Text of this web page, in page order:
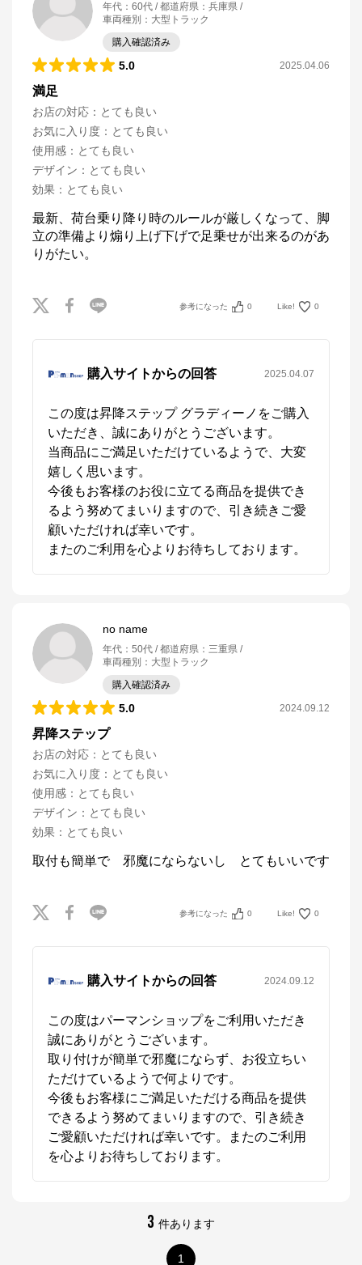
年代 ： 60代 都道府県 ： 兵庫県
車両種別 ： 大型トラック
購入確認済み
5.0 2025.04.06
満足
お店の対応 ： とても良い
お気に入り度 ： とても良い
使用感 ： とても良い
デザイン ： とても良い
効果 ： とても良い
最新、荷台乗り降り時のルールが厳しくなって、脚
立の準備より煽り上げ下げで足乗せが出来るのがあ
りがたい。
参考になった 0 Like! 0
購入サイトからの回答 2025.04.07
この度は昇降ステップ グラディーノをご購入
いただき、誠にありがとうございます。
当商品にご満足いただけているようで、大変
嬉しく思います。
今後もお客様のお役に立てる商品を提供でき
るよう努めてまいりますので、引き続きご愛
顧いただければ幸いです。
またのご利用を心よりお待ちしております。
no name
年代 ： 50代 都道府県 ： 三重県
車両種別 ： 大型トラック
購入確認済み
5.0 2024.09.12
昇降ステップ
お店の対応 ： とても良い
お気に入り度 ： とても良い
使用感 ： とても良い
デザイン ： とても良い
効果 ： とても良い
参考になった 0 Like! 0
購入サイトからの回答 2024.09.12
この度はパーマンショップをご利用いただき
誠にありがとうございます。
取り付けが簡単で邪魔にならず、お役立ちい
ただけているようで何よりです。
今後もお客様にご満足いただける商品を提供
できるよう努めてまいりますので、引き続き
ご愛顧いただければ幸いです。またのご利用
3 件あります
1